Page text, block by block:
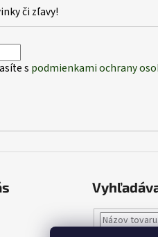
či zľavy!
s podmienkami ochrany